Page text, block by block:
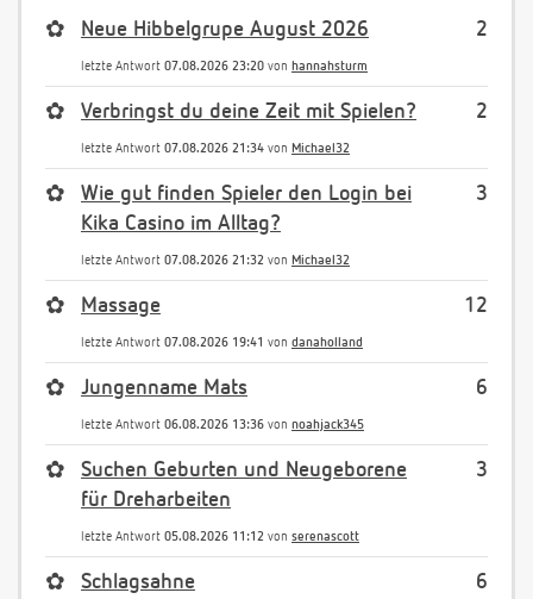
2
✿ Neue Hibbelgrupe August 2026
letzte Antwort 07.08.2026 23:20 von hannahsturm
2
✿ Verbringst du deine Zeit mit Spielen?
letzte Antwort 07.08.2026 21:34 von Michael32
3
✿
Wie gut finden Spieler den Login bei
Kika Casino im Alltag?
letzte Antwort 07.08.2026 21:32 von Michael32
12
✿ Massage
letzte Antwort 07.08.2026 19:41 von danaholland
6
✿ Jungenname Mats
letzte Antwort 06.08.2026 13:36 von noahjack345
3
✿
Suchen Geburten und Neugeborene
für Dreharbeiten
letzte Antwort 05.08.2026 11:12 von serenascott
6
✿ Schlagsahne